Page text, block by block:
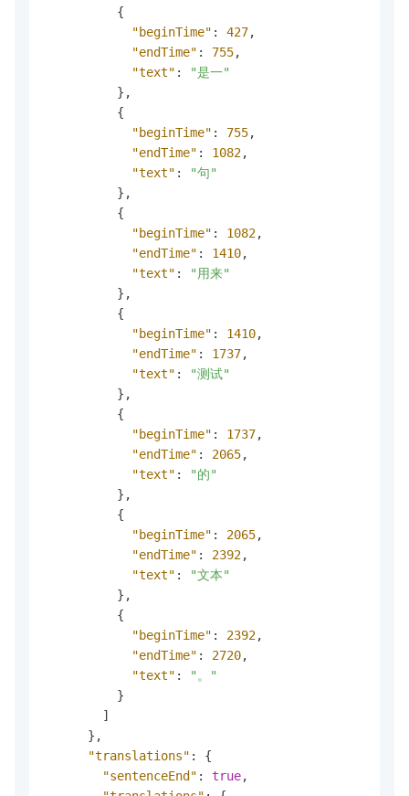
{
"beginTime" : 427,
"endTime" : 755,
"text" :
"是一"
} ,
{
"beginTime" : 755,
"endTime" : 1082,
"text" :
"句"
} ,
{
"beginTime" : 1082,
"endTime" : 1410,
"text" :
"用来"
} ,
{
"beginTime" : 1410,
"endTime" : 1737,
"text" :
"测试"
} ,
{
"beginTime" : 1737,
"endTime" : 2065,
"text" :
"的"
} ,
{
"beginTime" : 2065,
"endTime" : 2392,
"text" :
"文本"
} ,
{
"beginTime" : 2392,
"endTime" : 2720,
"text" :
"。"
}
]
} ,
"translations" :
{
"sentenceEnd" : true,